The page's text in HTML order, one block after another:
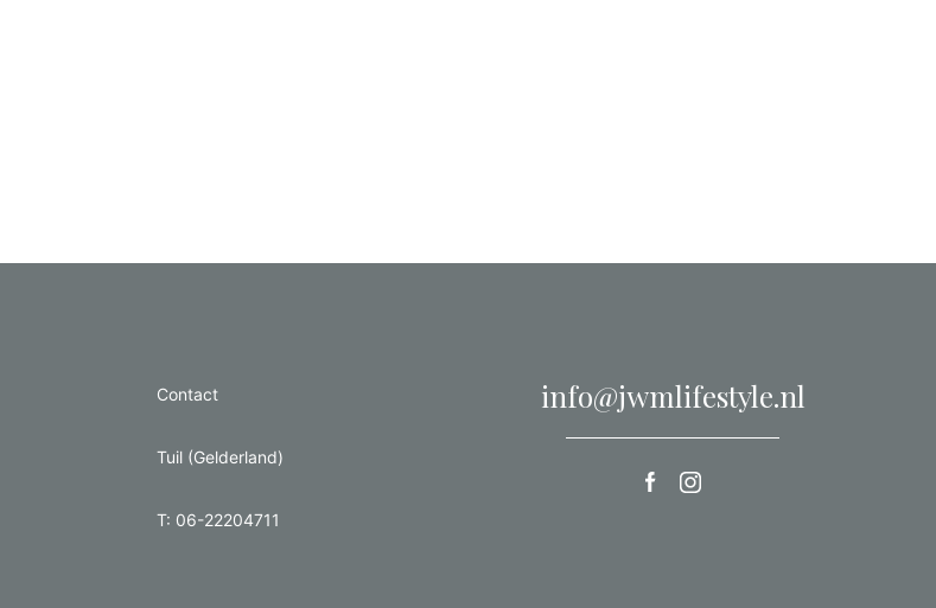
Contact
Tuil (Gelderland)
T: 06-22204711
info@jwmlifestyle.nl